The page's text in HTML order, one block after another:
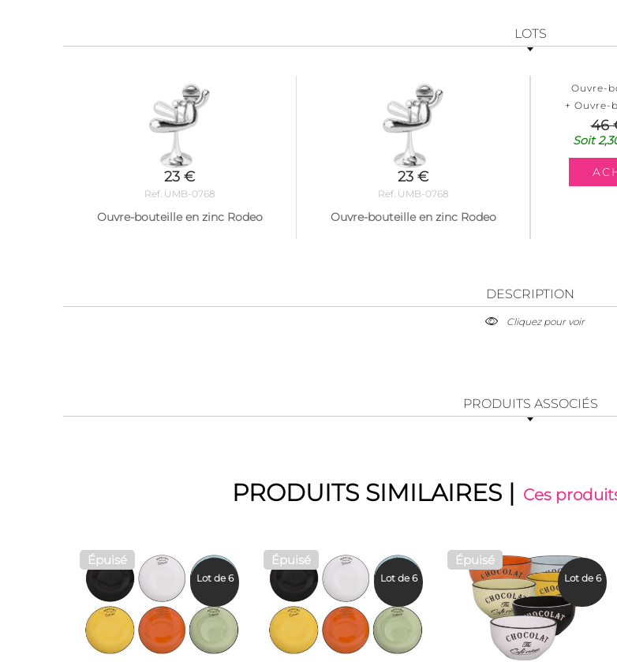
LOTS
23 €
Ref. UMB-0768
Ouvre-bouteille en zinc Rodeo
23 €
Ref. UMB-0768
Ouvre-bouteille en zinc Rodeo
Ouvre-
+ Ouvre-
46
Soit
DESCRIPTION
Cliquez pour voir
PRODUITS ASSOCIÉS
PRODUITS SIMILAIRES | Ces
Épuisé
Lot de 6
Épuisé
Lot de 6
Épuisé
Lot de 6